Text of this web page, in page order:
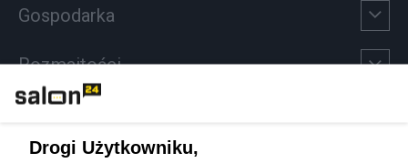
Gospodarka
Rozmaitości
Drogi Użytkowniku,